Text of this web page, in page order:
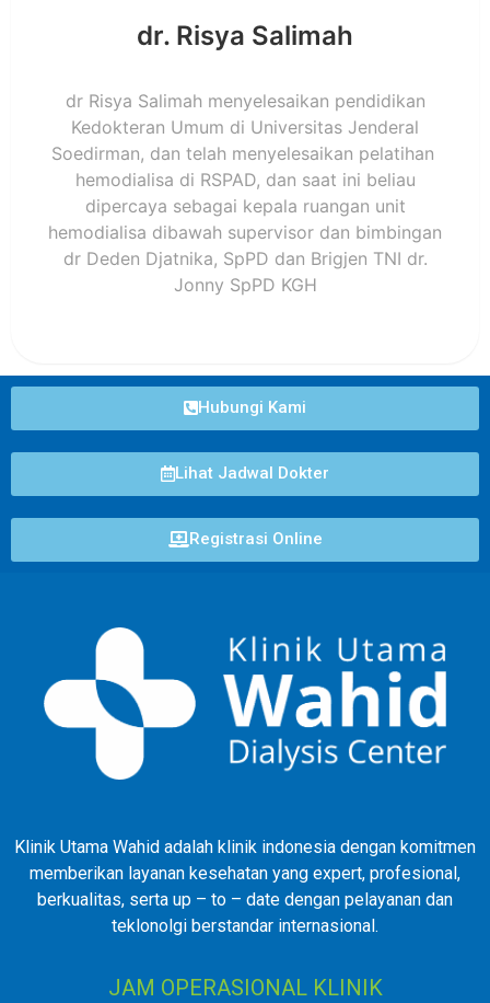
dr. Risya Salimah
dr Risya Salimah menyelesaikan pendidikan
Kedokteran Umum di Universitas Jenderal
Soedirman, dan telah menyelesaikan pelatihan
hemodialisa di RSPAD, dan saat ini beliau
dipercaya sebagai kepala ruangan unit
hemodialisa dibawah supervisor dan bimbingan
dr Deden Djatnika, SpPD dan Brigjen TNI dr.
Jonny SpPD KGH
Hubungi Kami
Lihat Jadwal Dokter
Registrasi Online
Klinik Utama Wahid adalah klinik indonesia dengan komitmen
memberikan layanan kesehatan yang expert, profesional,
berkualitas, serta up – to – date dengan pelayanan dan
teklonolgi berstandar internasional.
JAM OPERASIONAL KLINIK